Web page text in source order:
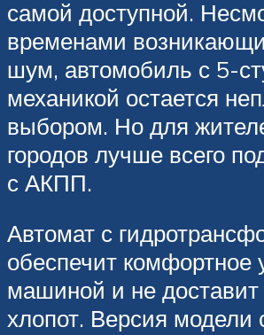
самой доступной.
временами
шум, автомобиль с 5-
механикой остается
выбором. Но для
городов лучше всего
с АКПП.
Автомат с
обеспечит комфортное
машиной и не
хлопот. Версия